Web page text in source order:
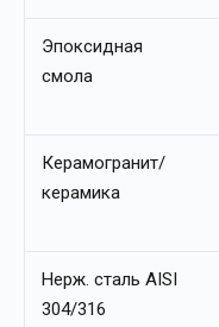
Эпоксидная
смола
Керамогранит/
керамика
Нерж. сталь AISI
304/316